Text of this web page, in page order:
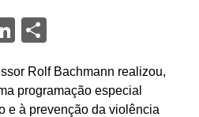
LinkedIn
Share
Rolf Bachmann realizou,
programação especial
e à prevenção da violência